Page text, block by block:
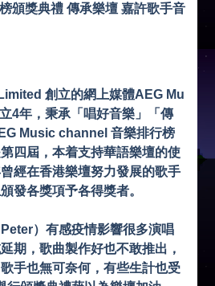
頒獎典禮 傳承樂壇 嘉許歌手音
創立的網上媒體AEG Mu
4年，秉承「唱好音樂」「傳
Music channel 音樂排行榜
四屆，本着支持華語樂壇的使
經在香港樂壇努力發展的歌手
發各獎項予各得獎者。
）有感疫情影響很多演唱
期，歌曲製作好也不敢推出，
手也無可奈何，有些生計也受